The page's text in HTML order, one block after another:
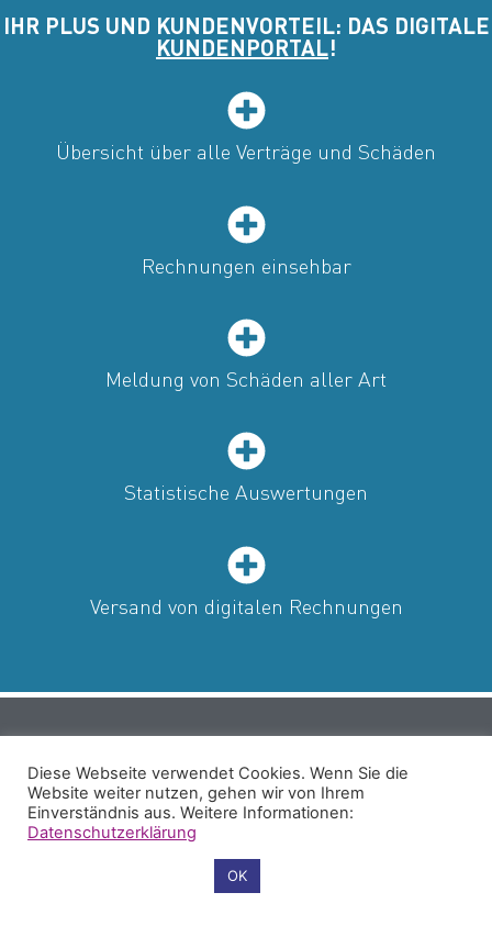
IHR PLUS UND KUNDENVORTEIL: DAS DIGITALE
KUNDENPORTAL!
Übersicht über alle Verträge und Schäden
Rechnungen einsehbar
Meldung von Schäden aller Art
Statistische Auswertungen
Versand von digitalen Rechnungen
Diese Webseite verwendet Cookies. Wenn Sie die
Website weiter nutzen, gehen wir von Ihrem
Einverständnis aus. Weitere Informationen:
Datenschutzerklärung
OK